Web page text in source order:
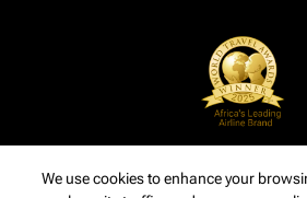
We use cookies to enhance your